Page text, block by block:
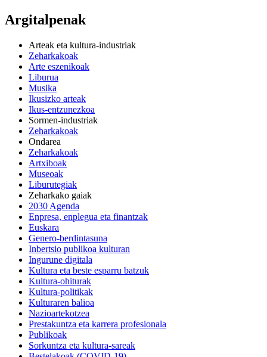
Argitalpenak
Arteak eta kultura-industriak
Zeharkakoak
Arte eszenikoak
Liburua
Musika
Ikusizko arteak
Ikus-entzunezkoa
Sormen-industriak
Zeharkakoak
Ondarea
Zeharkakoak
Artxiboak
Museoak
Liburutegiak
Zeharkako gaiak
2030 Agenda
Enpresa, enplegua eta finantzak
Euskara
Genero-berdintasuna
Inbertsio publikoa kulturan
Ingurune digitala
Kultura eta beste esparru batzuk
Kultura-ohiturak
Kultura-politikak
Kulturaren balioa
Nazioartekotzea
Prestakuntza eta karrera profesionala
Publikoak
Sorkuntza eta kultura-sareak